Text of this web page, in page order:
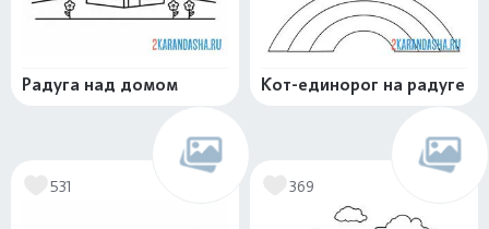
Радуга над домом Кот-единорог на радуге
531 369